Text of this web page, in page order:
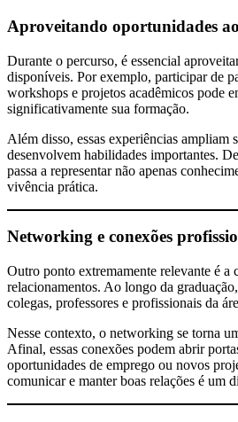
Aproveitando oportunidades
Durante o percurso, é essencial
disponíveis. Por exemplo, participar de
workshops e projetos acadêmicos pode
significativamente sua formação.
Além disso, essas experiências ampliam
desenvolvem habilidades importantes.
passa a representar não apenas
vivência prática.
Networking e conexões
Outro ponto extremamente relevante é a
relacionamentos. Ao longo da
colegas, professores e profissionais da
Nesse contexto, o networking se torna
Afinal, essas conexões podem abrir
oportunidades de emprego ou novos
comunicar e manter boas relações é um